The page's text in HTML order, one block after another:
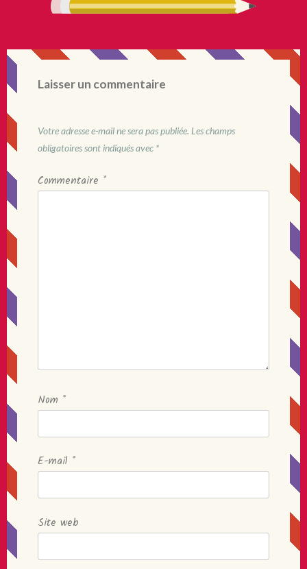
Laisser un commentaire
Votre adresse e-mail ne sera pas publiée. Les champs
obligatoires sont indiqués avec *
Commentaire *
Nom *
E-mail *
Site web